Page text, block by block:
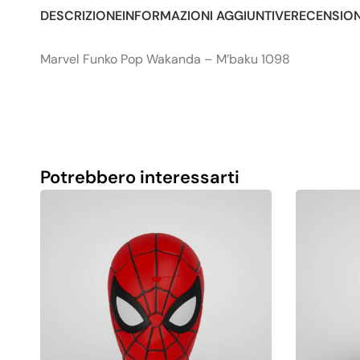
DESCRIZIONEINFORMAZIONI AGGIUNTIVE
Marvel Funko Pop Wakanda – M’baku 1098
Potrebbero interessarti